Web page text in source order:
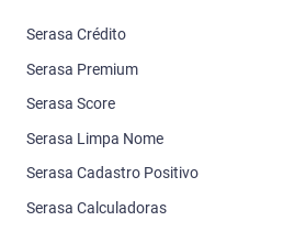
Serasa Crédito
Serasa Premium
Serasa Score
Serasa Limpa Nome
Serasa Cadastro Positivo
Serasa Calculadoras